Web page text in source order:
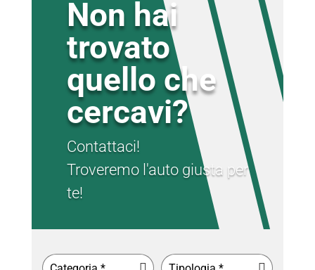
Non hai
trovato
quello che
cercavi?
Contattaci!
Troveremo l'auto giusta per
te!